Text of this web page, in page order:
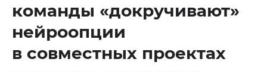
команды «докручивают»
нейроопции
в совместных проектах